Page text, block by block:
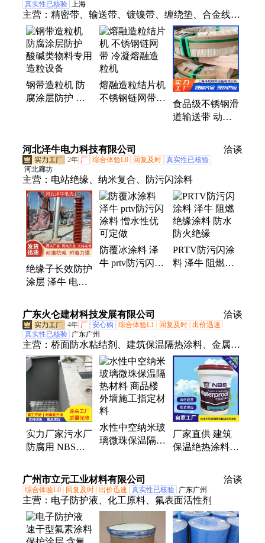
真实性已核验 上海
主营： 精密带、输送带、镀镍带、缠绕垫、合金线、
合金带、镜面板、抛光带、平垫圈、弹簧带、输送
机、不锈钢板、环形钢带、复合垫片、合金钢管、不
锈钢垫、拉丝钻孔、电池镍带、钢带定制、五金垫
片、法兰垫片、线材钢带、石墨垫片、不锈钢带、开
口垫片
钢带造粒机 防
腐涂层防护 酸
熔融造粒结片机
不锈钢链网带
食品级不锈钢滑
道输送带 动力
耐候性能优越
平耐
河北泽牛电力科技有限公司 洽谈
2年 厂 综合体验L0 回复及时 真实性已核验
河北廊坊
主营： 电站绝缘、纳米复合、防污闪涂料
绝缘子长效防护
涂层 泽牛 电网
涂料
防覆冰涂料 泽
牛 prtv防污闪涂
PRTV防污闪涂
料 泽牛 阻燃绝
广东火仑建材科技发展有限公司 洽谈
4年 厂 安心购 综合体验L1 回复及时 出价迅速
真实性已核验 广东广州
主营： 桥面防水粘结剂、建筑保温隔热涂料、金属屋
面翻新防锈漆、隔音吸音涂料、污水池防腐涂料、钢
结构防腐体系涂料、外墙丙烯酸防水涂料、管道设备
保温气凝胶、反射隔热降温涂料、硅橡胶装饰一体防
水、环氧防腐漆、改性环氧树脂防腐
实力厂家污水厂
防腐用 NBS三
护涂层S型保护
系统
水性中空纳米玻
璃微珠保温隔热
厂家直供 建筑
保温绝热涂料
微珠 保温凝胶
广州市立元工业材料有限公司 洽谈
综合体验L0 回复及时 出价迅速 真实性已核验 广东广州
主营： 电子防护液、化工原料、氟表面活性剂